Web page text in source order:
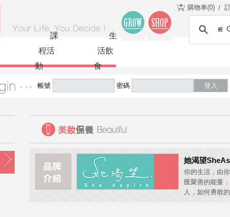
購物車(0)
課
程活
動
生
活飲
食
帳號 密碼 登入
她渴望
你的生活，由
匯聚善的能量
人，如何勇敢